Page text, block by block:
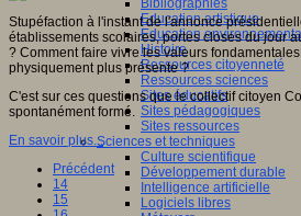
Bibliographies
Education artistique
Education
Histoire
Ressources citoyenneté
Ressources sciences
Sites éducatifs
Sites pédagogiques
Sites ressources
Sciences et techniques
Culture scientifique
Développement durable
Intelligence artificielle
Logiciels libres
Stupéfaction à l'instant de l'annonce
établissements scolaires, portes closes du jour
? Comment faire vivre les valeurs
physiquement plus présente ?
C'est sur ces questions que le collectif citoyen
spontanément formé.
En savoir plus...
Précédent
14
15